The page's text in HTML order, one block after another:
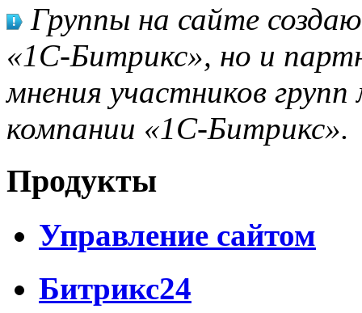
Группы на сайте
«1С-Битрикс», но и
мнения участников
компании «1С-Битрикс».
Продукты
Управление сайтом
Битрикс24